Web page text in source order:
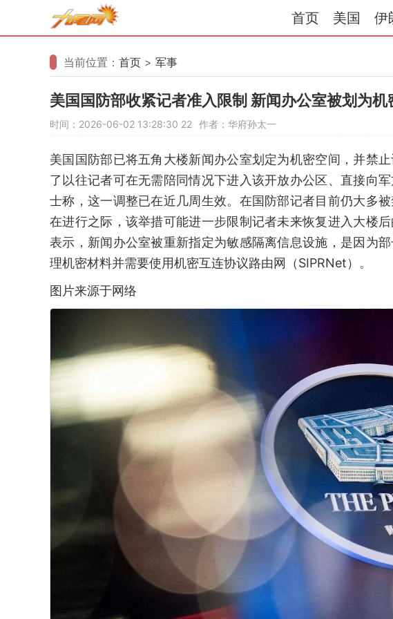
首页 美国 伊
当前位置： 首页 > 军事
美国国防部收紧记者准入限制 新闻办公室被划为机
时间：2026-06-02 13:28:30 22 作者：华府孙太一
美国国防部已将五角大楼新闻办公室划定为机密空间，并禁
了以往记者可在无需陪同情况下进入该开放办公区、直接向
士称，这一调整已在近几周生效。在国防部记者目前仍大多
在进行之际，该举措可能进一步限制记者未来恢复进入大楼
表示，新闻办公室被重新指定为敏感隔离信息设施，是因为
理机密材料并需要使用机密互连协议路由网（SIPRNet）。
图片来源于网络